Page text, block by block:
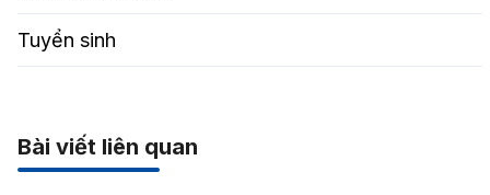
Tuyển sinh
Bài viết liên quan